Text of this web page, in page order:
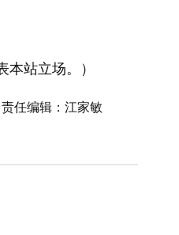
站立场。）
责任编辑：江家敏